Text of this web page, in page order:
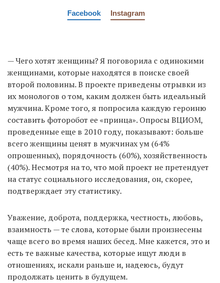
Facebook Instagram
— Чего хотят женщины? Я поговорила с одинокими
женщинами, которые находятся в поиске своей
второй половины. В проекте приведены отрывки из
их монологов о том, каким должен быть идеальный
мужчина. Кроме того, я попросила каждую героиню
составить фоторобот ее «принца». Опросы ВЦИОМ,
проведенные еще в 2010 году, показывают: больше
всего женщины ценят в мужчинах ум (64%
опрошенных), порядочность (60%), хозяйственность
(40%). Несмотря на то, что мой проект не претендует
на статус социального исследования, он, скорее,
подтверждает эту статистику.
Уважение, доброта, поддержка, честность, любовь,
взаимность — те слова, которые были произнесены
чаще всего во время наших бесед. Мне кажется, это и
есть те важные качества, которые ищут люди в
отношениях, искали раньше и, надеюсь, будут
продолжать ценить в будущем.